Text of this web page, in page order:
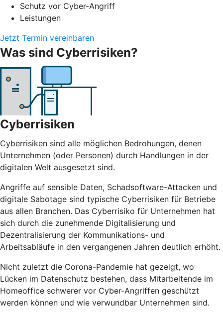
Schutz vor Cyber-Angriff
Leistungen
Jetzt Termin vereinbaren
Was sind Cyberrisiken?
Cyberrisiken
Cyberrisiken sind alle möglichen Bedrohungen, denen
Unternehmen (oder Personen) durch Handlungen in der
digitalen Welt ausgesetzt sind.
Angriffe auf sensible Daten, Schadsoftware-Attacken und
digitale Sabotage sind typische Cyberrisiken für Betriebe
aus allen Branchen. Das Cyberrisiko für Unternehmen hat
sich durch die zunehmende Digitalisierung und
Dezentralisierung der Kommunikations- und
Arbeitsabläufe in den vergangenen Jahren deutlich erhöht.
Nicht zuletzt die Corona-Pandemie hat gezeigt, wo
Lücken im Datenschutz bestehen, dass Mitarbeitende im
Homeoffice schwerer vor Cyber-Angriffen geschützt
werden können und wie verwundbar Unternehmen sind.